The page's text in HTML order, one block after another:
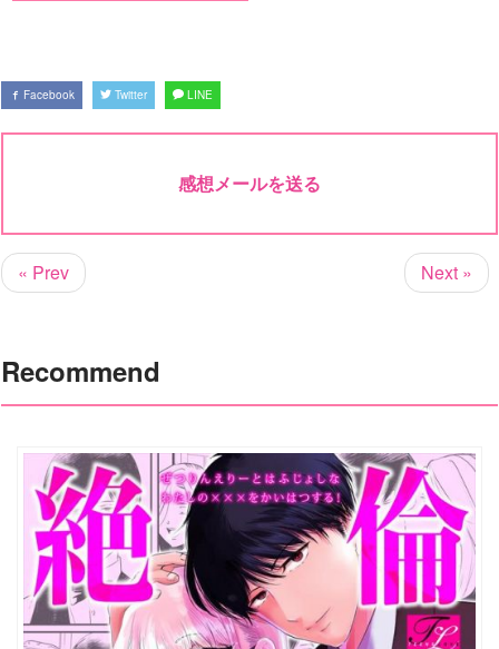
Facebook Twitter LINE
感想メールを送る
« Prev Next »
Recommend